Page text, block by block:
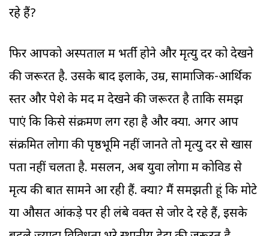
रहे हैं?
फिर आपको अस्पताल में भर्ती होने और मृत्यु दर को देखने
की जरूरत है. उसके बाद इलाके, उम्र, सामाजिक-आर्थिक
स्तर और पेशे के मद में देखने की जरूरत है ताकि समझ
पाएं कि किसे संक्रमण लग रहा है और क्यों. अगर आप
संक्रमित लोगों की पृष्ठभूमि नहीं जानते तो मृत्यु दर से खास
पता नहीं चलता है. मसलन, अब युवा लोगों में कोविड से
मृत्य की बातें सामने आ रही हैं. क्यों? मैं समझती हूं कि मोटे
या औसत आंकड़े पर ही लंबे वक्त से जोर दे रहे हैं, इसके